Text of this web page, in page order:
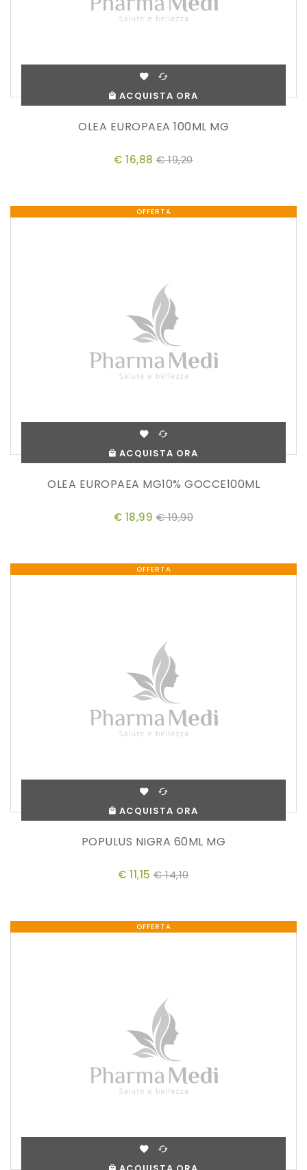
ACQUISTA ORA
OLEA EUROPAEA 100ML MG
€ 16,88 € 19,20
OFFERTA
ACQUISTA ORA
OLEA EUROPAEA MG10% GOCCE100ML
€ 18,99 € 19,90
OFFERTA
ACQUISTA ORA
POPULUS NIGRA 60ML MG
€ 11,15 € 14,10
OFFERTA